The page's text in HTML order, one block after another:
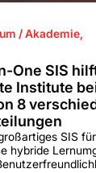
/ Akademie,
One SIS
Institute
8
SIS
hybride